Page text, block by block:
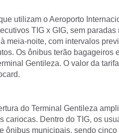
utilizam o Aeroporto
TIG x GIG, sem paradas
meia-noite, com intervalos
Os ônibus terão bagageiros
Gentileza. O valor da
do Terminal Gentileza
Dentro do TIG, os
ônibus municipais, sendo